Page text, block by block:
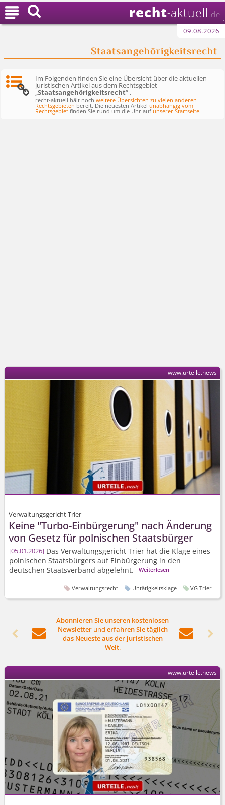
recht-aktuell .de
09.08.2026
Staatsangehörigkeitsrecht

Im Folgenden finden Sie eine Übersicht über die aktuellen
juristischen Artikel aus dem Rechtsgebiet
„Staatsangehörigkeitsrecht“ .
recht-aktuell hält nochweitere Übersichten zu vielen anderen
Rechtsgebieten bereit. Die neuesten Artikelunabhängig vom
Rechtsgebiet finden Sie rund um die Uhr aufunserer Startseite.
Verwaltungsgericht Trier
Keine "Turbo-Einbürgerung" nach Änderung
von Gesetz für polnischen Staatsbürger
05.01.2026 Das Verwaltungsgericht Trier hat die Klage eines
polnischen Staatsbürgers auf Einbürgerung in den
deutschen Staatsverband abgelehnt.
Weiterlesen
www.urteile.news
Verwaltungsrecht Untätigkeitsklage VG Trier
 
Abonnieren Sie unseren kostenlosen
Newsletterund erfahren Sie täglich
das Neueste aus der juristischen
Welt.
 
www.urteile.news